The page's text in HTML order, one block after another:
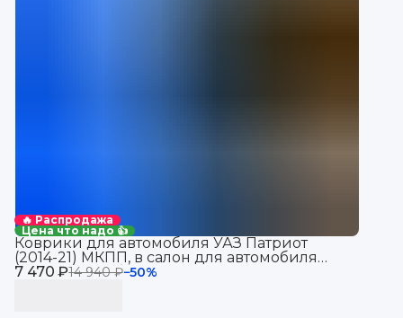
🔥 Распродажа
Цена что надо 👍
7 470 ₽14 940 ₽−50%
Коврики для автомобиля УАЗ Патриот
(2014-21) МКПП, в салон для автомобиля
UAZ Patriot с бортиками, эва, eva